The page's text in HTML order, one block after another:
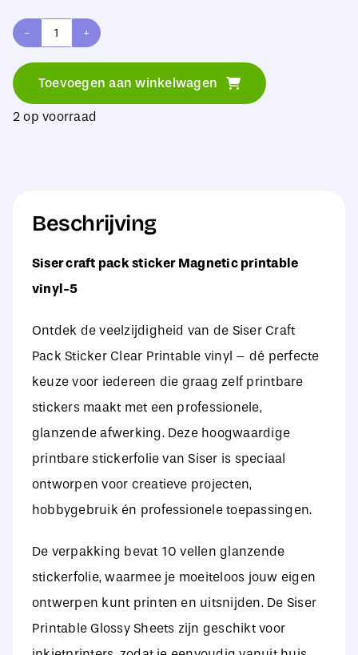
Siser
pack
sticker
5
Toevoegen aan winkelwagen
2 op voorraad
Beschrijving
Siser craft pack sticker Magnetic printable
vinyl-5
Ontdek de veelzijdigheid van de Siser Craft
Pack Sticker Clear Printable vinyl – dé perfecte
keuze voor iedereen die graag zelf printbare
stickers maakt met een professionele,
glanzende afwerking. Deze hoogwaardige
printbare stickerfolie van Siser is speciaal
ontworpen voor creatieve projecten,
hobbygebruik én professionele toepassingen.
De verpakking bevat 10 vellen glanzende
stickerfolie, waarmee je moeiteloos jouw eigen
ontwerpen kunt printen en uitsnijden. De Siser
Printable Glossy Sheets zijn geschikt voor